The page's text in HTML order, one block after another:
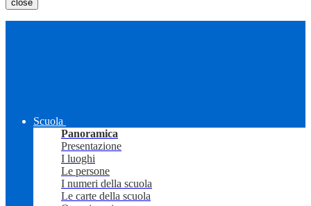
close
Scuola
Panoramica
Presentazione
I luoghi
Le persone
I numeri della scuola
Le carte della scuola